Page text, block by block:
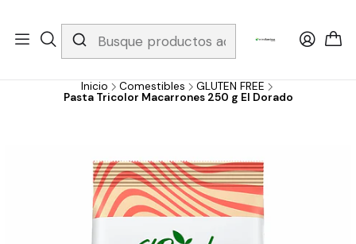
Whatsapp 3229079958/ Fijo 6019251796 / Envios a todo el país y
gratis apartir de 199.000!
Inicio Comestibles
GLUTEN FREE
Pasta Tricolor Macarrones 250 g El Dorado